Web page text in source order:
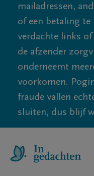
mailadressen,
of een betaling
verdachte links
de afzender
onderneemt
voorkomen.
fraude vallen
sluiten, dus blijf